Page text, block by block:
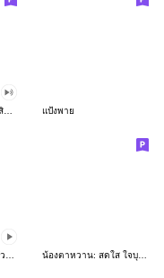
แป้งพาย
น้องตาหวาน: สดใส ใจบุญ (สีพาสเทล)